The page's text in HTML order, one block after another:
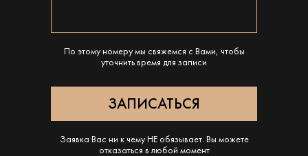
По этому номеру мы свяжемся с Вами, чтобы
уточнить время для записи
Заявка Вас ни к чему НЕ обязывает. Вы можете
отказаться в любой момент